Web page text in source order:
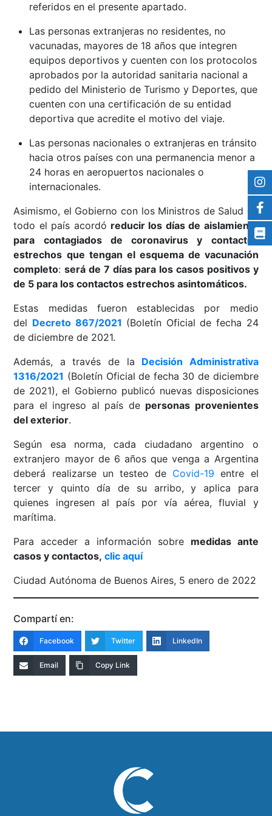
referidos en el presente apartado.
Las personas extranjeras no residentes, no
vacunadas, mayores de 18 años que integren
equipos deportivos y cuenten con los protocolos
aprobados por la autoridad sanitaria nacional a
pedido del Ministerio de Turismo y Deportes, que
cuenten con una certificación de su entidad
deportiva que acredite el motivo del viaje.
Las personas nacionales o extranjeras en tránsito
hacia otros países con una permanencia menor a
24 horas en aeropuertos nacionales o
internacionales.
Asimismo, el Gobierno con los Ministros de Salud de
todo el país acordó reducir los días de aislamiento
para contagiados de coronavirus y contactos
estrechos que tengan el esquema de vacunación
completo:será de 7 días para los casos positivos y
de 5 para los contactos estrechos asintomáticos.
Estas medidas fueron establecidas por medio
del Decreto 867/2021 (Boletín Oficial de fecha 24
de diciembre de 2021.
Además, a través de la Decisión Administrativa
1316/2021 (Boletín Oficial de fecha 30 de diciembre
de 2021), el Gobierno publicó nuevas disposiciones
para el ingreso al país de personas provenientes
del exterior.
Según esa norma, cada ciudadano argentino o
extranjero mayor de 6 años que venga a Argentina
deberá realizarse un testeo de Covid-19 entre el
tercer y quinto día de su arribo, y aplica para
quienes ingresen al país por vía aérea, fluvial y
marítima.
Para acceder a información sobre medidas ante
casos y contactos,clic aquí
Ciudad Autónoma de Buenos Aires, 5 enero de 2022
Compartí en:
Facebook Twitter LinkedIn
Email Copy Link